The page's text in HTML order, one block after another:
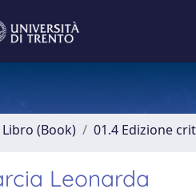
Libro (Book) 01.4 Edizione
Leonarda